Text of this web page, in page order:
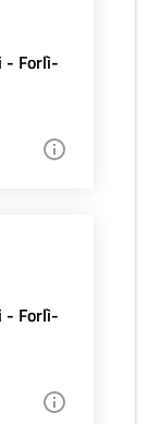
- Forlì-
- Forlì-